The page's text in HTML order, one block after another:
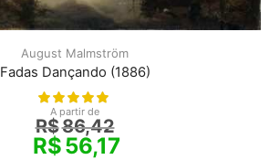
August Malmström
Fadas Dançando (1886)
A partir de
R$86,42
R$56,17